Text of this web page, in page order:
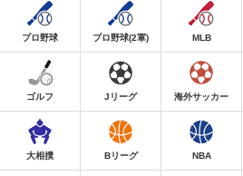
プロ野球 プロ野球(2軍) MLB
ゴルフ Jリーグ 海外サッカー
大相撲 Bリーグ NBA